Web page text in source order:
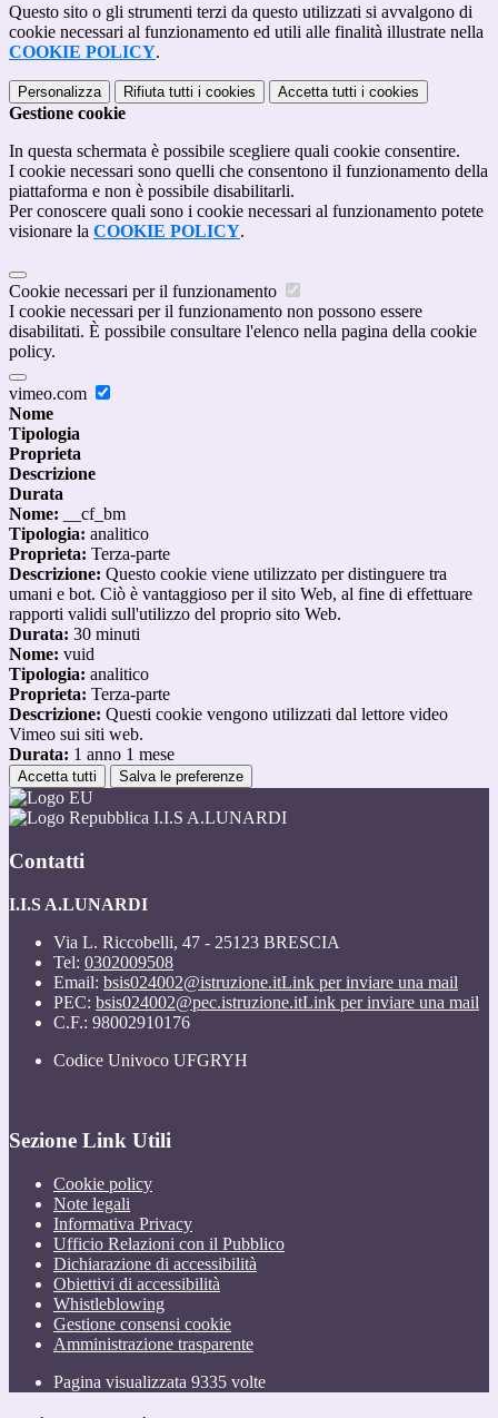
Questo sito o gli strumenti terzi da questo utilizzati si avvalgono di
cookie necessari al funzionamento ed utili alle finalità illustrate nella
COOKIE POLICY.
Personalizza Rifiuta tutti i cookies Accetta tutti i cookies
Gestione cookie
In questa schermata è possibile scegliere quali cookie consentire.
I cookie necessari sono quelli che consentono il funzionamento della
piattaforma e non è possibile disabilitarli.
Per conoscere quali sono i cookie necessari al funzionamento potete
visionare la COOKIE POLICY.
Cookie necessari per il funzionamento
I cookie necessari per il funzionamento non possono essere
disabilitati. È possibile consultare l'elenco nella pagina della cookie
policy.
vimeo.com
Nome
Tipologia
Proprieta
Descrizione
Durata
Nome: __cf_bm
Tipologia: analitico
Proprieta: Terza-parte
Descrizione: Questo cookie viene utilizzato per distinguere tra
umani e bot. Ciò è vantaggioso per il sito Web, al fine di effettuare
rapporti validi sull'utilizzo del proprio sito Web.
Durata: 30 minuti
Nome: vuid
Tipologia: analitico
Proprieta: Terza-parte
Descrizione: Questi cookie vengono utilizzati dal lettore video
Vimeo sui siti web.
Durata: 1 anno 1 mese
Accetta tutti Salva le preferenze
I.I.S A.LUNARDI
Contatti
I.I.S A.LUNARDI
Via L. Riccobelli, 47 - 25123 BRESCIA
Tel: 0302009508
Email: bsis024002@istruzione.itLink per inviare una mail
PEC: bsis024002@pec.istruzione.itLink per inviare una mail
C.F.: 98002910176
Codice Univoco UFGRYH
Sezione Link Utili
Cookie policy
Note legali
Informativa Privacy
Ufficio Relazioni con il Pubblico
Dichiarazione di accessibilità
Obiettivi di accessibilità
Whistleblowing
Gestione consensi cookie
Amministrazione trasparente
Pagina visualizzata 9335 volte